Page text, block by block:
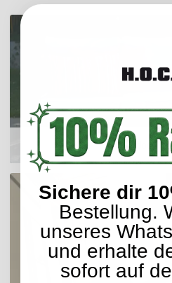
Outdoor
Sichere dir
Bestellung.
unseres
und erhalte
sofort auf